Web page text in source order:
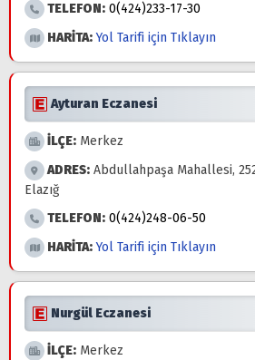
TELEFON: 0(424)233-17-30
HARİTA: Yol Tarifi için Tıklayın
Ayturan Eczanesi
İLÇE: Merkez
ADRES: Abdullahpaşa Mahallesi,
Elazığ
TELEFON: 0(424)248-06-50
HARİTA: Yol Tarifi için Tıklayın
Nurgül Eczanesi
İLÇE: Merkez